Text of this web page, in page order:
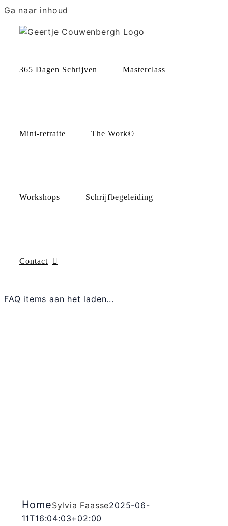
Ga naar inhoud
365 Dagen Schrijven Masterclass
Mini-retraite The Work©
Workshops Schrijfbegeleiding
Contact
FAQ items aan het laden...
HomeSylvia Faasse2025-06-
11T16:04:03+02:00